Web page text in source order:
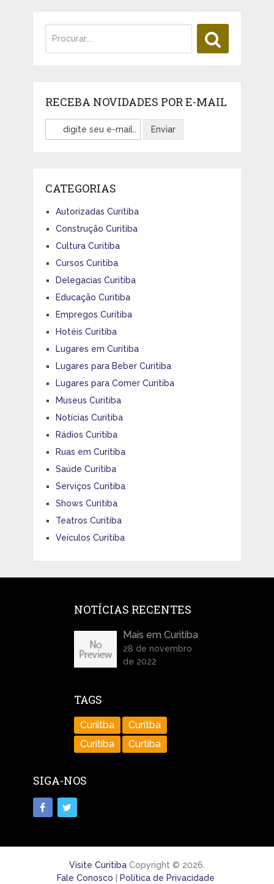
RECEBA NOVIDADES POR E-MAIL
CATEGORIAS
Autorizadas Curitiba
Construção Curitiba
Cultura Curitiba
Cursos Curitiba
Delegacias Curitiba
Educação Curitiba
Empregos Curitiba
Hotéis Curitiba
Lugares em Curitiba
Lugares para Beber Curitiba
Lugares para Comer Curitiba
Museus Curitiba
Notícias Curitiba
Rádios Curitiba
Ruas em Curitiba
Saúde Curitiba
Serviços Curitiba
Shows Curitiba
Teatros Curitiba
Veículos Curitiba
NOTÍCIAS RECENTES
Mais em Curitiba
28 de novembro
de 2022
TAGS
Curiitba
Curitba
Curitiba
Curtiba
SIGA-NOS
Visite CuritibaCopyright © 2026.
Fale Conosco
Política de Privacidade